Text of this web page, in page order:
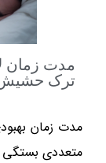
مدت زمان
ترک
مدت زمان
متعددی بستگی